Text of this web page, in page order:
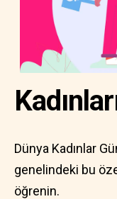
Dünya Kadınlar
genelindeki bu
öğrenin.